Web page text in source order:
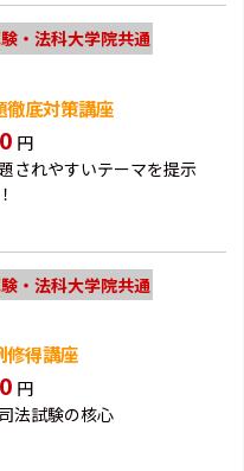
・法科大学院共通
徹底対策講座
円
されやすいテーマを提示
・法科大学院共通
修得講座
円
法試験の核心